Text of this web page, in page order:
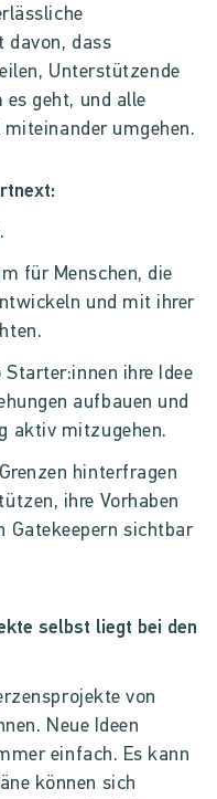
davon, dass
Unterstützende
geht, und alle
umgehen.
für Menschen, die
und mit ihrer
ihre Idee
aufbauen und
aktiv mitzugehen.
hinterfragen
ihre Vorhaben
Gatekeepern sichtbar
selbst liegt bei den
von
Neue Ideen
einfach. Es kann
können sich